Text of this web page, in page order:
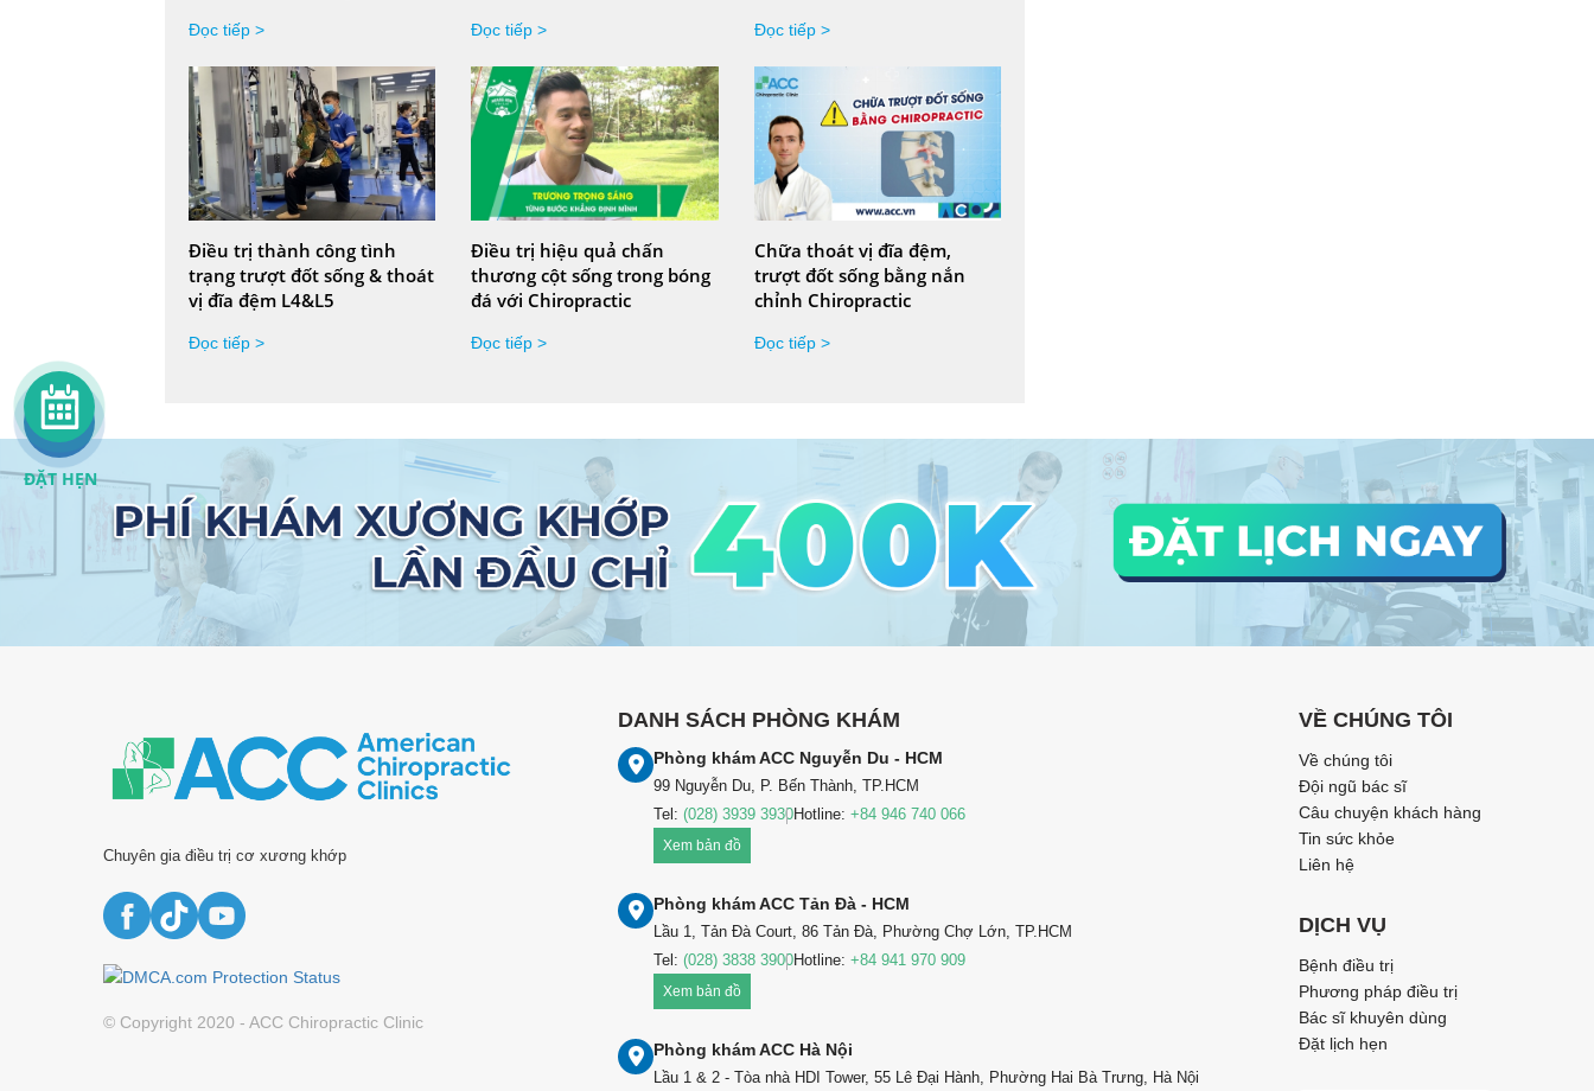
Đọc tiếp > Đọc tiếp > Đọc tiếp >
Điều trị thành công tình
trạng trượt đốt sống & thoát
vị đĩa đệm L4&L5
Đọc tiếp >
Điều trị hiệu quả chấn
thương cột sống trong bóng
đá với Chiropractic
Đọc tiếp >
Chữa thoát vị đĩa đệm,
trượt đốt sống bằng nắn
chỉnh Chiropractic
Đọc tiếp >
Chuyên gia điều trị cơ xương khớp
© Copyright 2020 - ACC Chiropractic Clinic
DANH SÁCH PHÒNG KHÁM
Phòng khám ACC Nguyễn Du - HCM
99 Nguyễn Du, P. Bến Thành, TP.HCM
Tel: (028) 3939 3930Hotline: +84 946 740 066
Xem bản đồ
Phòng khám ACC Tản Đà - HCM
Lầu 1, Tản Đà Court, 86 Tản Đà, Phường Chợ Lớn, TP.HCM
Tel: (028) 3838 3900Hotline: +84 941 970 909
Xem bản đồ
Phòng khám ACC Hà Nội
Lầu 1 & 2 - Tòa nhà HDI Tower, 55 Lê Đại Hành, Phường Hai Bà Trưng, Hà Nội
VỀ CHÚNG TÔI
Về chúng tôi
Đội ngũ bác sĩ
Câu chuyện khách hàng
Tin sức khỏe
Liên hệ
DỊCH VỤ
Bệnh điều trị
Phương pháp điều trị
Bác sĩ khuyên dùng
Đặt lịch hẹn
ĐẶT HẸN